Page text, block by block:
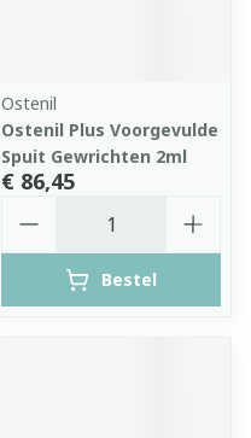
Ostenil
Ostenil Plus Voorgevulde
Spuit Gewrichten 2ml
€ 86,45
Bestel